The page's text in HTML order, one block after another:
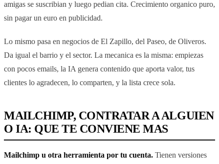
amigas se suscribian y luego pedian cita. Crecimiento organico puro,
sin pagar un euro en publicidad.
Lo mismo pasa en negocios de El Zapillo, del Paseo, de Oliveros.
Da igual el barrio y el sector. La mecanica es la misma: empiezas
con pocos emails, la IA genera contenido que aporta valor, tus
clientes lo agradecen, lo comparten, y la lista crece sola.
MAILCHIMP, CONTRATAR A ALGUIEN
O IA: QUE TE CONVIENE MAS
Mailchimp u otra herramienta por tu cuenta. Tienen versiones